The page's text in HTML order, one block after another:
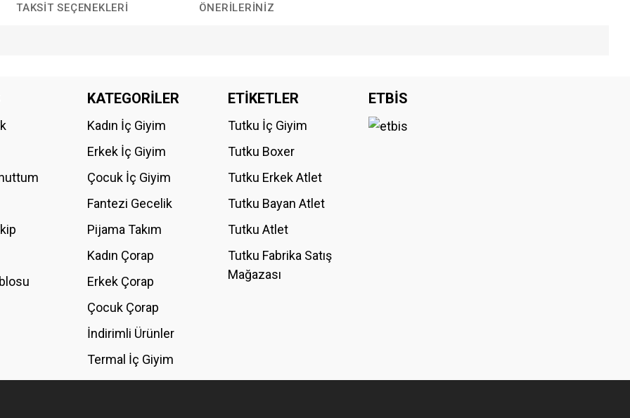
TAKSIT SEÇENEKLERI ÖNERILERINIZ
Bu ürüne ilk yorumu siz yapın!
KATEGORİLER
Kadın İç Giyim
Erkek İç Giyim
Çocuk İç Giyim
Fantezi Gecelik
Pijama Takım
Kadın Çorap
Erkek Çorap
Çocuk Çorap
İndirimli Ürünler
Termal İç Giyim
ETİKETLER
Tutku İç Giyim
Tutku Boxer
Tutku Erkek Atlet
Tutku Bayan Atlet
Tutku Atlet
Tutku Fabrika Satış
Mağazası
ETBİS